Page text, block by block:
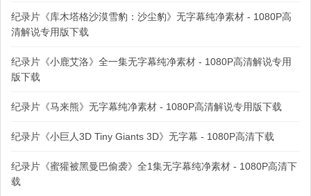
纪录片《库木塔格沙漠雪豹：沙尘豹》无字幕纯净素材 - 1080P高
清解说专用版下载
纪录片《小鹿艾洛》全一集无字幕纯净素材 - 1080P高清解说专用
版下载
纪录片《马来熊》无字幕纯净素材 - 1080P高清解说专用版下载
纪录片《小巨人3D Tiny Giants 3D》无字幕 - 1080P高清下载
纪录片《蜜獾被黑曼巴偷袭》全1集无字幕纯净素材 - 1080P高清下
载